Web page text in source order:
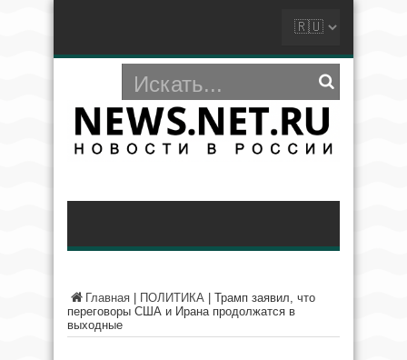
Главная ПОЛИТИКА
Трамп заявил, что
переговоры США и Ирана продолжатся в
выходные